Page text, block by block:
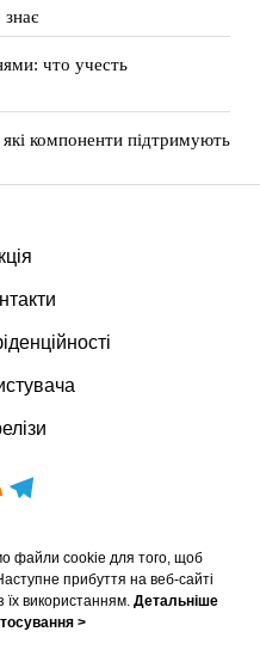
что учесть
які компоненти підтримують
файли cookie для того, щоб
прибуття на веб-сайті
їх використанням. Детальніше
>